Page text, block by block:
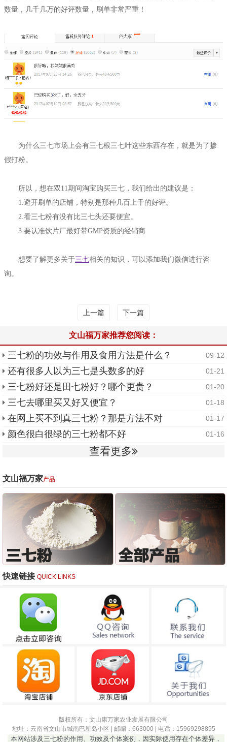
数量，几千几万的好评数量，刷单非常严重！
为什么三七市场上会有三七根三七叶这些东西存在，就是为了掺
假打粉。
所以，想在双11期间淘宝购买三七，我们给出的建议是：
1.避开刷单的店铺，特别是那种几百上千的好评。
2.看三七粉有没有比三七头还要便宜。
3.要认准饮片厂最好带GMP资质的经销商
想要了解更多关于三七相关的知识，可以添加我们微信进行咨
询。
上一篇 下一篇
文山福万家推荐您阅读：
三七粉的功效与作用及食用方法是什么？ 09-12
还有很多人以为三七是头数多的好 01-21
三七粉好还是田七粉好？哪个更贵？ 01-20
三七去哪里买又好又便宜？ 01-18
在网上买不到真三七粉？那是方法不对 01-17
颜色很白很绿的三七粉都不好 01-16
查看更多
文山福万家产品
快速链接 QUICK LINKS
版权所有：文山康万家农业发展有限公司
地址：云南省文山市城南巴厘岛小区 | 邮编：663000 | 电话：15969298895
本网站涉及三七粉的作用、功效及个体案例，因实际使用存在个体差异，